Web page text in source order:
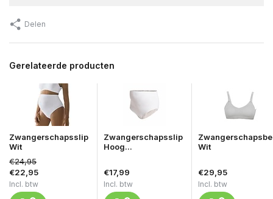
Delen
Gerelateerde producten
Zwangerschapsslip
Wit
€24,95
€22,95
Incl. btw
Zwangerschapsslip
Hoog...
€17,99
Incl. btw
Wit
€29,95
Incl. btw